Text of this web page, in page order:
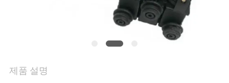
청
제품 설명